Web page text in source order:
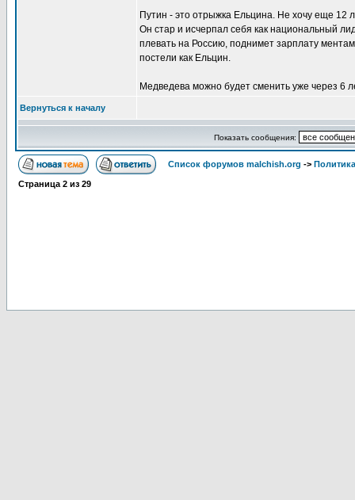
Путин - это отрыжка Ельцина. Не хочу еще 12
Он стар и исчерпал себя как национальный
плевать на Россию, поднимет зарплату
постели как Ельцин.
Медведева можно будет сменить уже через 6
Вернуться к началу
Показать сообщения:
Список форумов malchish.org ->
Страница 2 из 29